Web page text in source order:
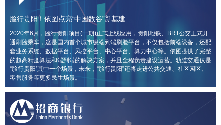
脸行贵阳！依图点亮“中国数谷”新基建
2020年6月，脸行贵阳项目(一期)正式上线应用，贵阳地铁、BRT公交正式开
通刷脸乘车，这是国内首个城市级端到端刷脸平台，不仅包括前端设备，还配
套业务系统、数据平台、风控平台、中心平台、算力中心等。依图提供了完整
的超高精度算法和端到端的解决方案，并且全程负责建设运营。轨道交通仅是
“脸行贵阳”其中一个场景，未来，“脸行贵阳”还将走进公共交通、社区园区、
零售服务等更多民生场景。